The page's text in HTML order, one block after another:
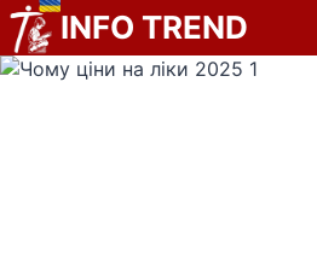
Перейти
до
вмісту
INFO TREND